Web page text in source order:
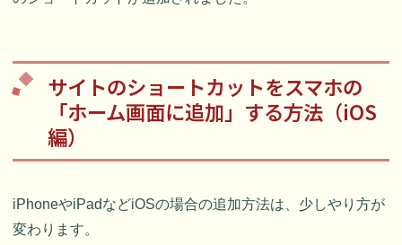
サイトのショートカットをスマホの
「ホーム画面に追加」する方法（iOS
編）
iPhoneやiPadなどiOSの場合の追加方法は、少しやり方が
変わります。